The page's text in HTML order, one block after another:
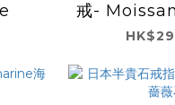
戒-